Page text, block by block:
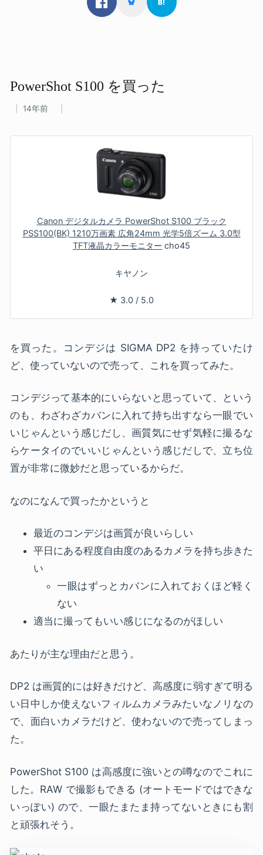
PowerShot S100 を​買った
14年前
Canon デジタルカメラ PowerShot S100 ブラック
PSS100(BK) 1210万画素 広角24mm 光学5倍ズーム 3.0型
TFT液晶カラーモニター cho45
キヤノン
★ 3.0 / 5.0
を買った。コンデジは SIGMA DP2 を持っていたけ
ど、使っていないので売って、これを買ってみた。
コンデジって基本的にいらないと思っていて、という
のも、わざわざカバンに入れて持ち出すなら一眼でい
いじゃんという感じだし、画質気にせず気軽に撮るな
らケータイのでいいじゃんという感じだしで、立ち位
置が非常に微妙だと思っているからだ。
なのになんで買ったかというと
最近のコンデジは画質が良いらしい
平日にある程度自由度のあるカメラを持ち歩きた
い
一眼はずっとカバンに入れておくほど軽く
ない
適当に撮ってもいい感じになるのがほしい
あたりが主な理由だと思う。
DP2 は画質的には好きだけど、高感度に弱すぎて明る
い日中しか使えないフィルムカメラみたいなノリなの
で、面白いカメラだけど、使わないので売ってしまっ
た。
PowerShot S100 は高感度に強いとの噂なのでこれに
した。RAW で撮影もできる (オートモードではできな
いっぽい) ので、一眼たまたま持ってないときにも割
と頑張れそう。